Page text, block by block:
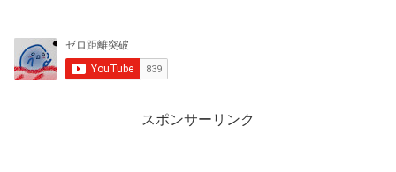
スポンサーリンク